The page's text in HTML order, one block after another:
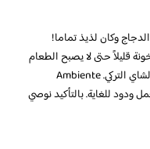
وكان لذيذ تماما!
قليلاً حتى لا يصبح الطعام
بارد بالسرعة). وكان الصحراء لذيذ جداً مثل الشاي التركي. Ambiente
ودود للغاية. بالتأكيد نوصي